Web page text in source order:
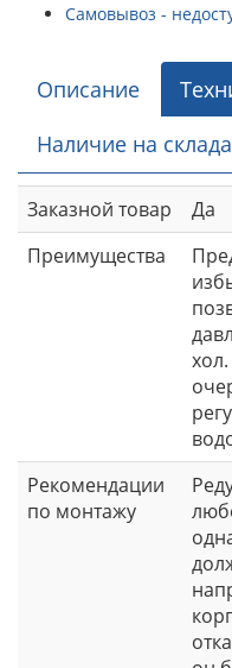
Самовывоз -
Описание
Наличие на
Заказной товар
Да
Преимущества
Рекомендации
по монтажу